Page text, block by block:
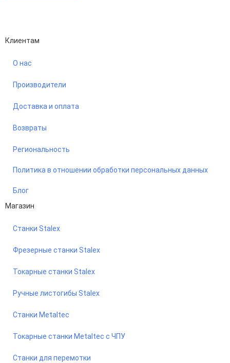
Клиентам
О нас
Производители
Доставка и оплата
Возвраты
Региональность
Политика в отношении обработки персональных данных
Блог
Магазин
Станки Stalex
Фрезерные станки Stalex
Токарные станки Stalex
Ручные листогибы Stalex
Станки Metaltec
Токарные станки Metaltec с ЧПУ
Станки для перемотки